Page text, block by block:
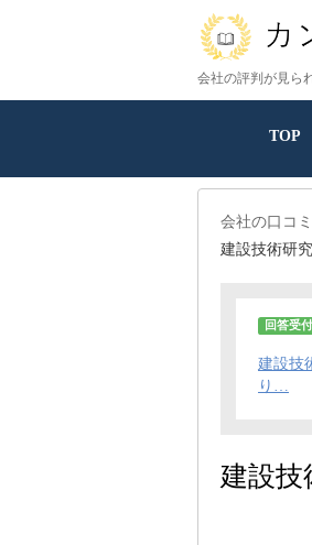
会社の評判が見ら
TOP
会社の口コ
建設技術研
回答受
建設技
り…
建設技